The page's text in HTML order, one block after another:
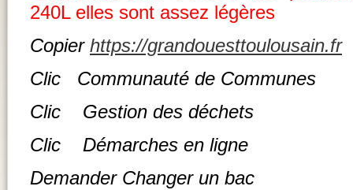
240L elles sont assez légères
Copier https://grandouesttoulousain.fr
Clic Communauté de Communes
Clic Gestion des déchets
Clic Démarches en ligne
Demander Changer un bac